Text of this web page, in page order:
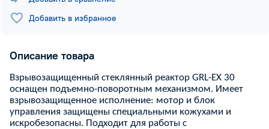
Добавить в избранное
Описание товара
Взрывозащищенный стеклянный реактор GRL-EX 30
оснащен подъемно-поворотным механизмом. Имеет
взрывозащищенное исполнение: мотор и блок
управления защищены специальными кожухами и
искробезопасны. Подходит для работы с